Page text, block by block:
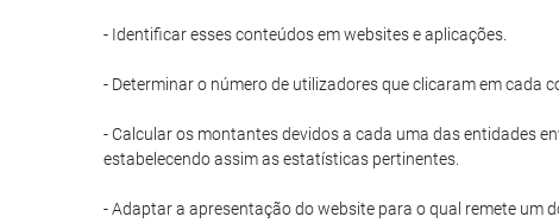
- Identificar esses conteúdos em websites e aplicações.
- Determinar o número de utilizadores que clicaram em cada
- Calcular os montantes devidos a cada uma das entidades
estabelecendo assim as estatísticas pertinentes.
- Adaptar a apresentação do website para o qual remete um